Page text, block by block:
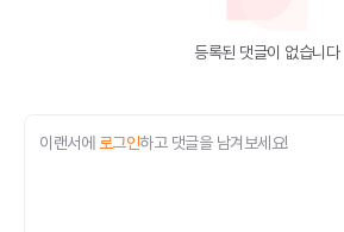
등록된 댓글이 없습니다
이랜서에 로그인하고 댓글을 남겨보세요!